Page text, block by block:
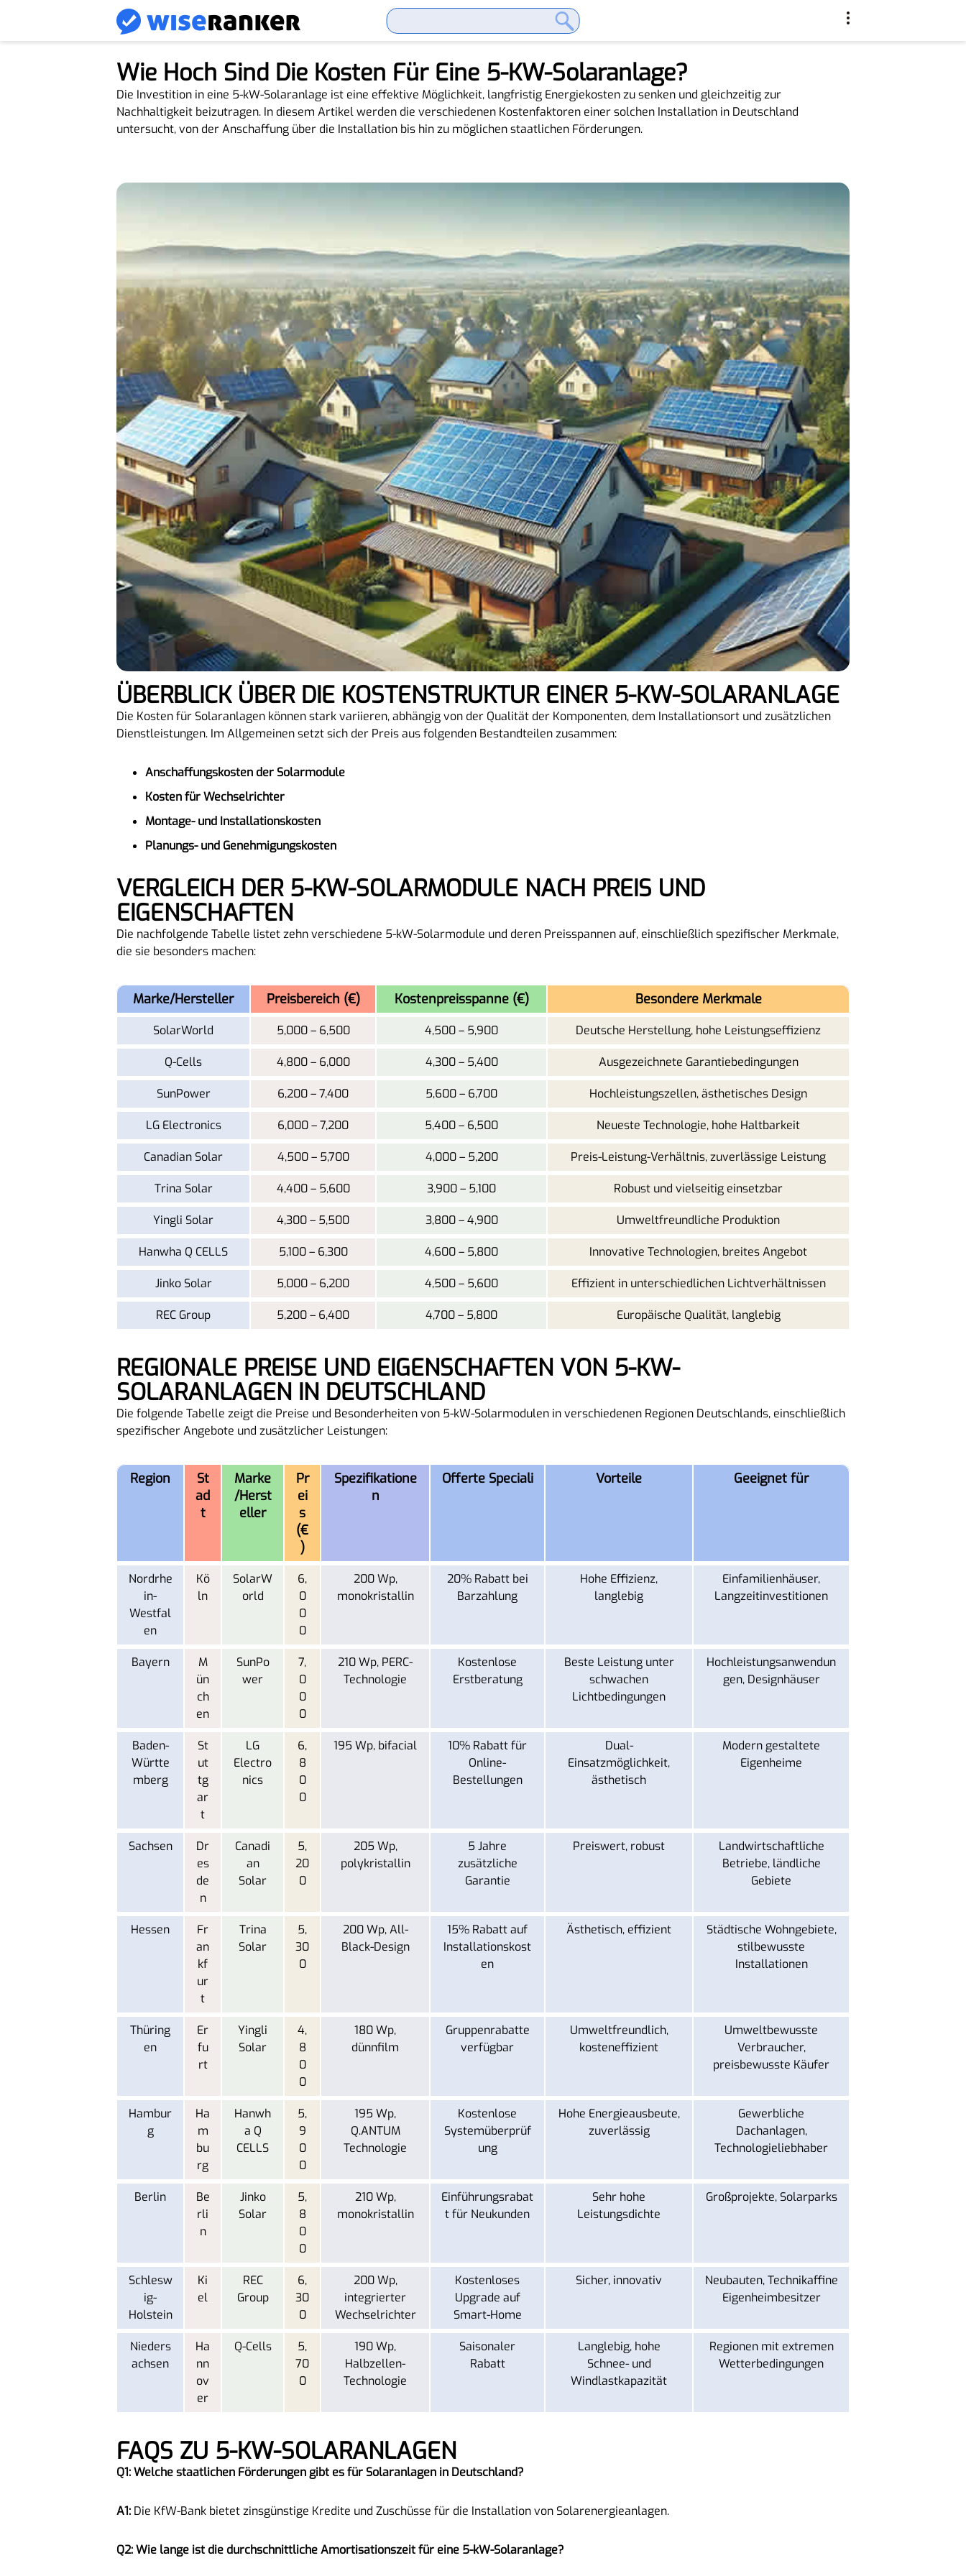
Wie Hoch Sind Die Kosten Für Eine 5-KW-Solaranlage?
Die Investition in eine 5-kW-Solaranlage ist eine effektive Möglichkeit, langfristig Energiekosten zu senken und gleichzeitig zur
Nachhaltigkeit beizutragen. In diesem Artikel werden die verschiedenen Kostenfaktoren einer solchen Installation in Deutschland
untersucht, von der Anschaffung über die Installation bis hin zu möglichen staatlichen Förderungen.
ÜBERBLICK ÜBER DIE KOSTENSTRUKTUR EINER 5-KW-SOLARANLAGE
Die Kosten für Solaranlagen können stark variieren, abhängig von der Qualität der Komponenten, dem Installationsort und zusätzlichen
Dienstleistungen. Im Allgemeinen setzt sich der Preis aus folgenden Bestandteilen zusammen:
Anschaffungskosten der Solarmodule
Kosten für Wechselrichter
Montage- und Installationskosten
Planungs- und Genehmigungskosten
VERGLEICH DER 5-KW-SOLARMODULE NACH PREIS UND
EIGENSCHAFTEN
Die nachfolgende Tabelle listet zehn verschiedene 5-kW-Solarmodule und deren Preisspannen auf, einschließlich spezifischer Merkmale,
die sie besonders machen:
Marke/Hersteller Preisbereich (€) Kostenpreisspanne (€) Besondere Merkmale
SolarWorld 5,000 – 6,500 4,500 – 5,900 Deutsche Herstellung, hohe Leistungseffizienz
Q-Cells 4,800 – 6,000 4,300 – 5,400 Ausgezeichnete Garantiebedingungen
SunPower 6,200 – 7,400 5,600 – 6,700 Hochleistungszellen, ästhetisches Design
LG Electronics 6,000 – 7,200 5,400 – 6,500 Neueste Technologie, hohe Haltbarkeit
Canadian Solar 4,500 – 5,700 4,000 – 5,200 Preis-Leistung-Verhältnis, zuverlässige Leistung
Trina Solar 4,400 – 5,600 3,900 – 5,100 Robust und vielseitig einsetzbar
Yingli Solar 4,300 – 5,500 3,800 – 4,900 Umweltfreundliche Produktion
Hanwha Q CELLS 5,100 – 6,300 4,600 – 5,800 Innovative Technologien, breites Angebot
Jinko Solar 5,000 – 6,200 4,500 – 5,600 Effizient in unterschiedlichen Lichtverhältnissen
REC Group 5,200 – 6,400 4,700 – 5,800 Europäische Qualität, langlebig
REGIONALE PREISE UND EIGENSCHAFTEN VON 5-KW-
SOLARANLAGEN IN DEUTSCHLAND
Die folgende Tabelle zeigt die Preise und Besonderheiten von 5-kW-Solarmodulen in verschiedenen Regionen Deutschlands, einschließlich
spezifischer Angebote und zusätzlicher Leistungen:
Region
St
ad
t
Marke
/Herst
eller
Pr
ei
s
(€
)
Spezifikatione
n
Offerte Speciali Vorteile Geeignet für
Nordrhe
in-
Westfal
en
Kö
ln
SolarW
orld
6,
0
0
0
200 Wp,
monokristallin
20% Rabatt bei
Barzahlung
Hohe Effizienz,
langlebig
Einfamilienhäuser,
Langzeitinvestitionen
Bayern
M
ün
ch
en
SunPo
wer
7,
0
0
0
210 Wp, PERC-
Technologie
Kostenlose
Erstberatung
Beste Leistung unter
schwachen
Lichtbedingungen
Hochleistungsanwendun
gen, Designhäuser
Baden-
Württe
mberg
St
ut
tg
ar
t
LG
Electro
nics
6,
8
0
0
195 Wp, bifacial
10% Rabatt für
Online-
Bestellungen
Dual-
Einsatzmöglichkeit,
ästhetisch
Modern gestaltete
Eigenheime
Sachsen
Dr
es
de
n
Canadi
an
Solar
5,
20
0
205 Wp,
polykristallin
5 Jahre
zusätzliche
Garantie
Preiswert, robust
Landwirtschaftliche
Betriebe, ländliche
Gebiete
Hessen
Fr
an
kf
ur
t
Trina
Solar
5,
30
0
200 Wp, All-
Black-Design
15% Rabatt auf
Installationskost
en
Ästhetisch, effizient
Städtische Wohngebiete,
stilbewusste
Installationen
Thüring
en
Er
fu
rt
Yingli
Solar
4,
8
0
0
180 Wp,
dünnfilm
Gruppenrabatte
verfügbar
Umweltfreundlich,
kosteneffizient
Umweltbewusste
Verbraucher,
preisbewusste Käufer
Hambur
g
Ha
m
bu
rg
Hanwh
a Q
CELLS
5,
9
0
0
195 Wp,
Q.ANTUM
Technologie
Kostenlose
Systemüberprüf
ung
Hohe Energieausbeute,
zuverlässig
Gewerbliche
Dachanlagen,
Technologieliebhaber
Berlin
Be
rli
n
Jinko
Solar
5,
8
0
0
210 Wp,
monokristallin
Einführungsrabat
t für Neukunden
Sehr hohe
Leistungsdichte
Großprojekte, Solarparks
Schlesw
ig-
Holstein
Ki
el
REC
Group
6,
30
0
200 Wp,
integrierter
Wechselrichter
Kostenloses
Upgrade auf
Smart-Home
Sicher, innovativ
Neubauten, Technikaffine
Eigenheimbesitzer
Nieders
achsen
Ha
nn
ov
er
Q-Cells
5,
70
0
190 Wp,
Halbzellen-
Technologie
Saisonaler
Rabatt
Langlebig, hohe
Schnee- und
Windlastkapazität
Regionen mit extremen
Wetterbedingungen
FAQS ZU 5-KW-SOLARANLAGEN
Q1: Welche staatlichen Förderungen gibt es für Solaranlagen in Deutschland?
A1: Die KfW-Bank bietet zinsgünstige Kredite und Zuschüsse für die Installation von Solarenergieanlagen.
Q2: Wie lange ist die durchschnittliche Amortisationszeit für eine 5-kW-Solaranlage?